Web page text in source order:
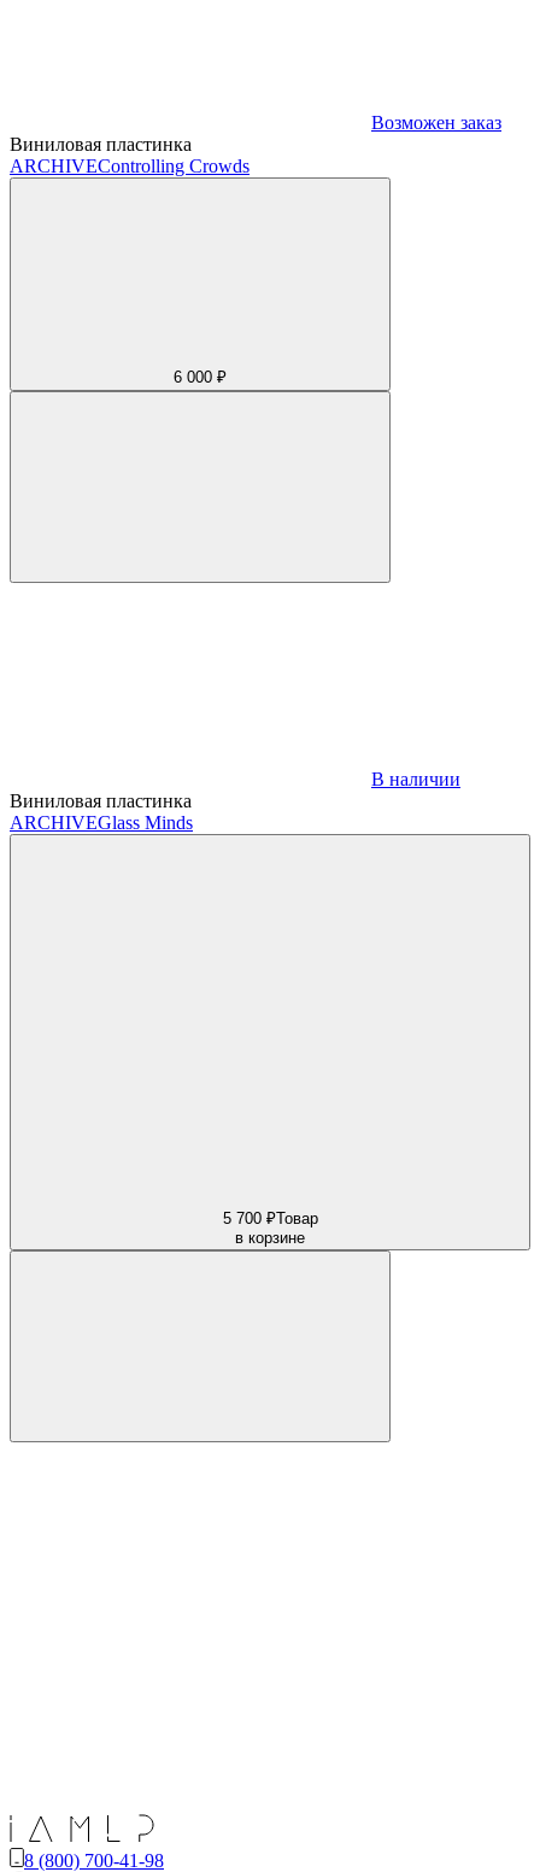
Возможен заказ
Виниловая пластинка
ARCHIVEControlling Crowds
6 000 ₽
В наличии
Виниловая пластинка
ARCHIVEGlass Minds
5 700 ₽Товар
в корзине
8 (800) 700-41-98